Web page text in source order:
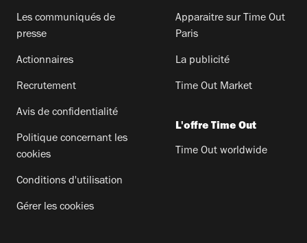
Les communiqués de
presse
Actionnaires
Recrutement
Avis de confidentialité
Politique concernant les
cookies
Conditions d'utilisation
Gérer les cookies
Apparaitre sur Time Out
Paris
La publicité
Time Out Market
L'offre Time Out
Time Out worldwide